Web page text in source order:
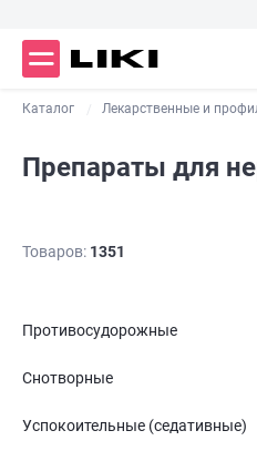
Каталог Лекарственные и
Препараты для
Товаров: 1351
Противосудорожные
Снотворные
Успокоительные (седативные)